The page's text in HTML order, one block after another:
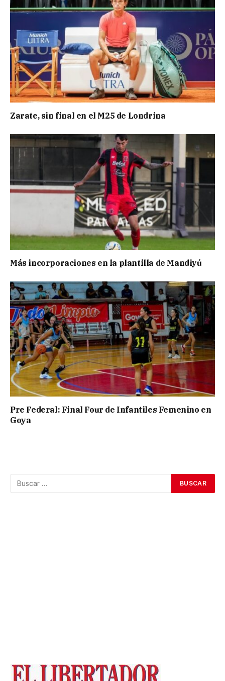
Zarate, sin final en el M25 de Londrina
Más incorporaciones en la plantilla de Mandiyú
Pre Federal: Final Four de Infantiles Femenino en
Goya